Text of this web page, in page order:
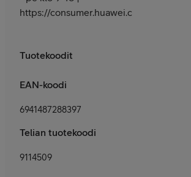
https://consumer.huawei.com/fi/support/
Tuotekoodit
EAN-koodi
6941487288397
Telian tuotekoodi
9114509